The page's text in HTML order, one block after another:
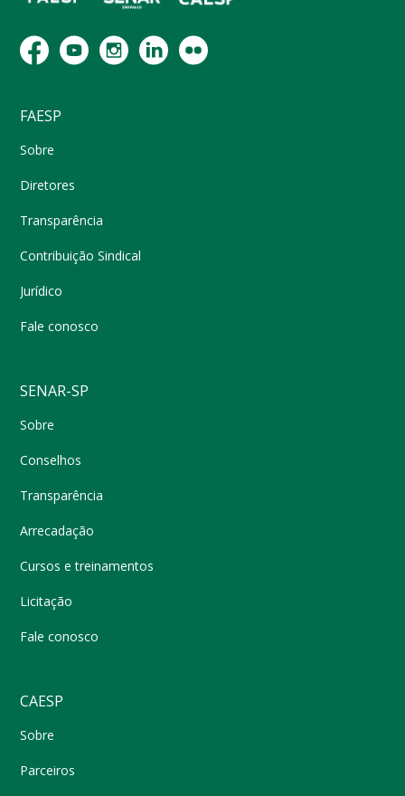
FAESP
Sobre
Diretores
Transparência
Contribuição Sindical
Jurídico
Fale conosco
SENAR-SP
Sobre
Conselhos
Transparência
Arrecadação
Cursos e treinamentos
Licitação
Fale conosco
CAESP
Sobre
Parceiros